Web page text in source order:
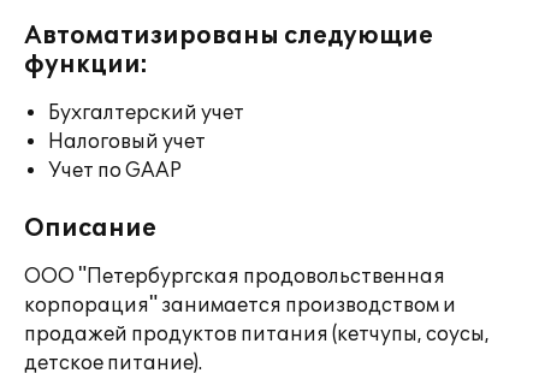
Автоматизированы следующие
функции:
Бухгалтерский учет
Налоговый учет
Учет по GAAP
Описание
ООО "Петербургская продовольственная
корпорация" занимается производством и
продажей продуктов питания (кетчупы, соусы,
детское питание).